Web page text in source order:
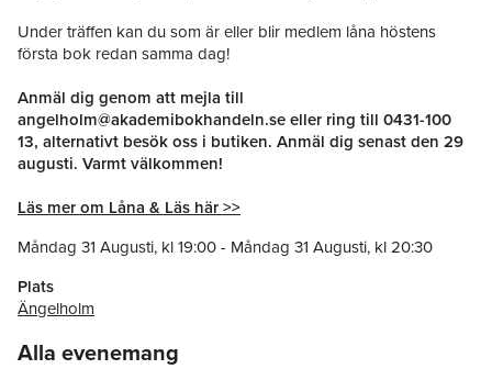
Under träffen kan du som är eller blir medlem låna höstens
första bok redan samma dag!
Anmäl dig genom att mejla till
angelholm@akademibokhandeln.seeller ring till 0431-100
13, alternativt besök oss i butiken. Anmäl dig senast den 29
augusti. Varmt välkommen!
Läs mer om Låna & Läs här >>
Måndag 31 Augusti, kl19:00- Måndag 31 Augusti, kl20:30
Plats
Ängelholm
Alla evenemang